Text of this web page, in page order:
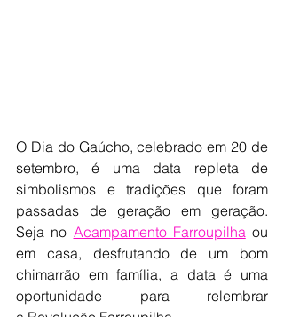
O Dia do Gaúcho, celebrado em 20 de
setembro, é uma data repleta de
simbolismos e tradições que foram
passadas de geração em geração.
Seja no Acampamento Farroupilha ou
em casa, desfrutando de um bom
chimarrão em família, a data é uma
oportunidade para relembrar